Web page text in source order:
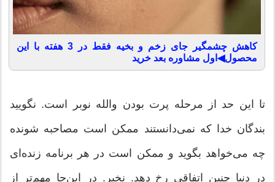
کاهش چشمگیر جای زخم و بخیه فقط در 3 هفته با این
محصول◀اول مشاوره بعد خرید
تا این حد از مرحله پرت بودن والله نوبر است. نگویید
بندگان خدا که نمی‌دانستند ممکن است مصاحبه شونده
چه می‌خواهد بگوید و ممکن است در هر برنامه زنده‌ای
در دنیا چنین اتفاقی رخ دهد. نخیر. در این‌جا مهم‌تر از